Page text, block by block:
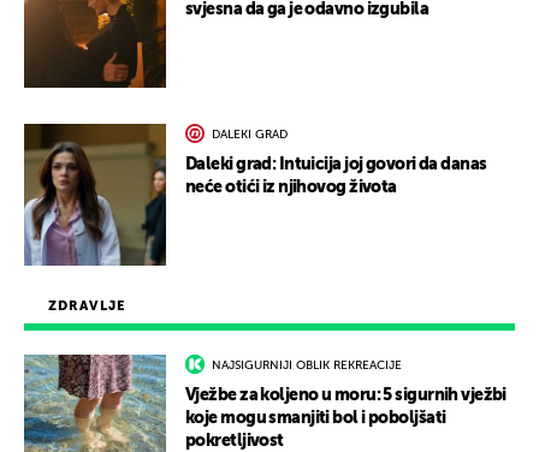
ZDRAVLJE
NAJSIGURNIJI OBLIK REKREACIJE
Vježbe za koljeno u moru: 5 sigurnih vježbi
koje mogu smanjiti bol i poboljšati
pokretljivost
svjesna da ga je odavno izgubila
DALEKI GRAD
Daleki grad: Intuicija joj govori da danas
neće otići iz njihovog života